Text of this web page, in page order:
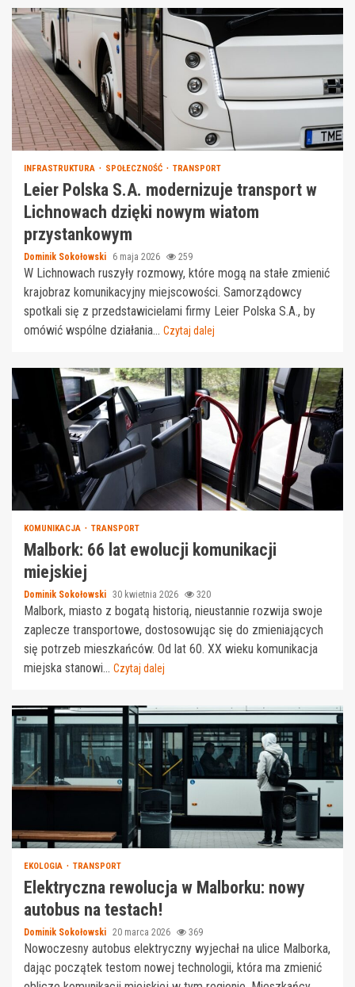
INFRASTRUKTURA SPOŁECZNOŚĆ TRANSPORT
Leier Polska S.A. modernizuje transport w
Lichnowach dzięki nowym wiatom
przystankowym
Dominik Sokołowski 6 maja 2026 259
W Lichnowach ruszyły rozmowy, które mogą na stałe zmienić
krajobraz komunikacyjny miejscowości. Samorządowcy
spotkali się z przedstawicielami firmy Leier Polska S.A., by
omówić wspólne działania... Czytaj dalej
KOMUNIKACJA TRANSPORT
Malbork: 66 lat ewolucji komunikacji
miejskiej
Dominik Sokołowski 30 kwietnia 2026 320
Malbork, miasto z bogatą historią, nieustannie rozwija swoje
zaplecze transportowe, dostosowując się do zmieniających
się potrzeb mieszkańców. Od lat 60. XX wieku komunikacja
miejska stanowi... Czytaj dalej
EKOLOGIA TRANSPORT
Elektryczna rewolucja w Malborku: nowy
autobus na testach!
Dominik Sokołowski 20 marca 2026 369
Nowoczesny autobus elektryczny wyjechał na ulice Malborka,
dając początek testom nowej technologii, która ma zmienić